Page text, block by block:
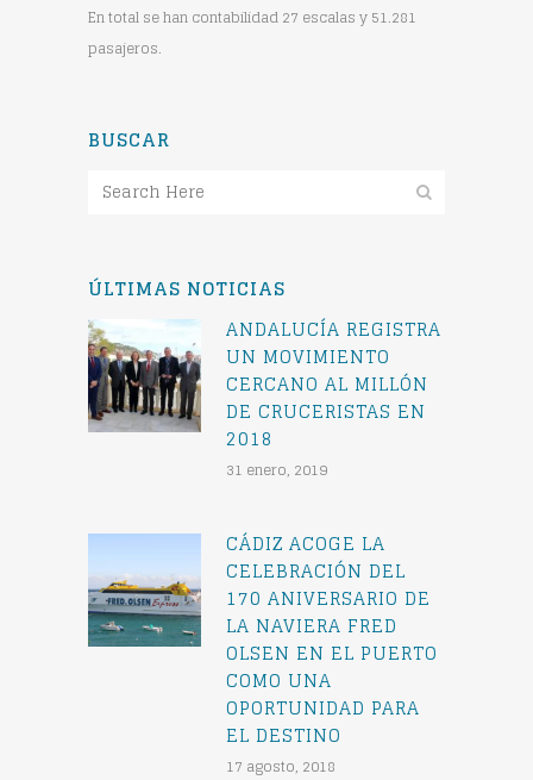
En total se han contabilidad 27 escalas y 51.281
pasajeros.
BUSCAR
ÚLTIMAS NOTICIAS
ANDALUCÍA REGISTRA
UN MOVIMIENTO
CERCANO AL MILLÓN
DE CRUCERISTAS EN
2018
31 enero, 2019
CÁDIZ ACOGE LA
CELEBRACIÓN DEL
170 ANIVERSARIO DE
LA NAVIERA FRED
OLSEN EN EL PUERTO
COMO UNA
OPORTUNIDAD PARA
EL DESTINO
17 agosto, 2018